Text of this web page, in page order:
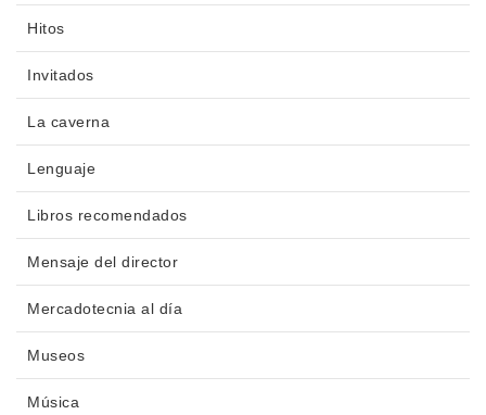
Hitos
Invitados
La caverna
Lenguaje
Libros recomendados
Mensaje del director
Mercadotecnia al día
Museos
Música